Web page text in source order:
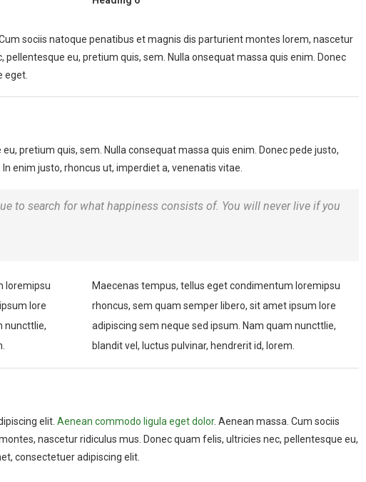
sociis natoque penatibus et magnis dis parturient montes lorem, nascetur
pellentesque eu, pretium quis, sem. Nulla onsequat massa quis enim. Donec
eget.
pretium quis, sem. Nulla consequat massa quis enim. Donec pede justo,
enim justo, rhoncus ut, imperdiet a, venenatis vitae.
to search for what happiness consists of. You will never live if you
loremipsu
lore
nuncttlie,
Maecenas tempus, tellus eget condimentum loremipsu
rhoncus, sem quam semper libero, sit amet ipsum lore
adipiscing sem neque sed ipsum. Nam quam nuncttlie,
blandit vel, luctus pulvinar, hendrerit id, lorem.
elit. Aenean commodo ligula eget dolor. Aenean massa. Cum sociis
nascetur ridiculus mus. Donec quam felis, ultricies nec, pellentesque eu,
consectetuer adipiscing elit.